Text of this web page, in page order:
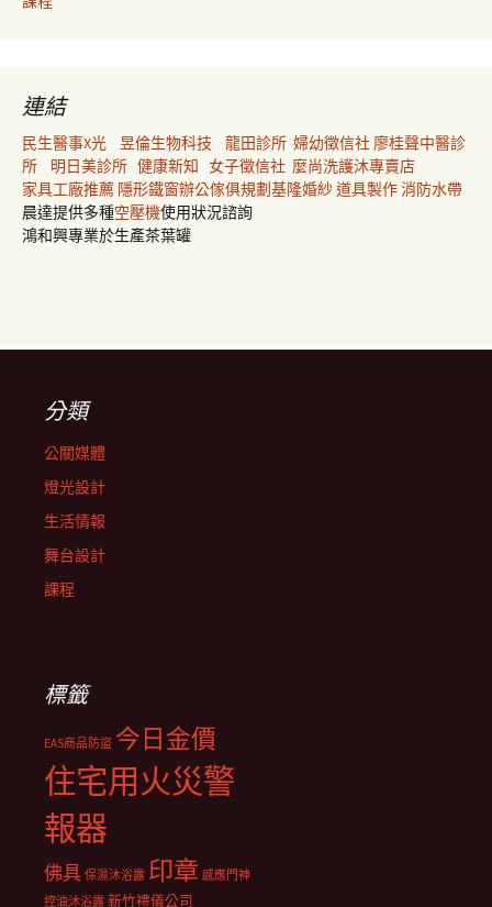
連結
民生醫事X光 昱倫生物科技 龍田診所 婦幼徵信社 廖桂聲中醫診
所
明日美診所 健康新知 女子徵信社 麼尚洗護沐專賣店
家具工廠推薦 隱形鐵窗辦公傢俱規劃基隆婚紗道具製作消防水帶
晨達提供多種空壓機使用狀況諮詢
鴻和興專業於生產茶葉罐
分類
公關媒體
燈光設計
生活情報
舞台設計
課程
標籤
EAS商品防盜 今日金價
住宅用火災警
報器
佛具 保濕沐浴露 印章 感應門神
控油沐浴露 新竹禮儀公司